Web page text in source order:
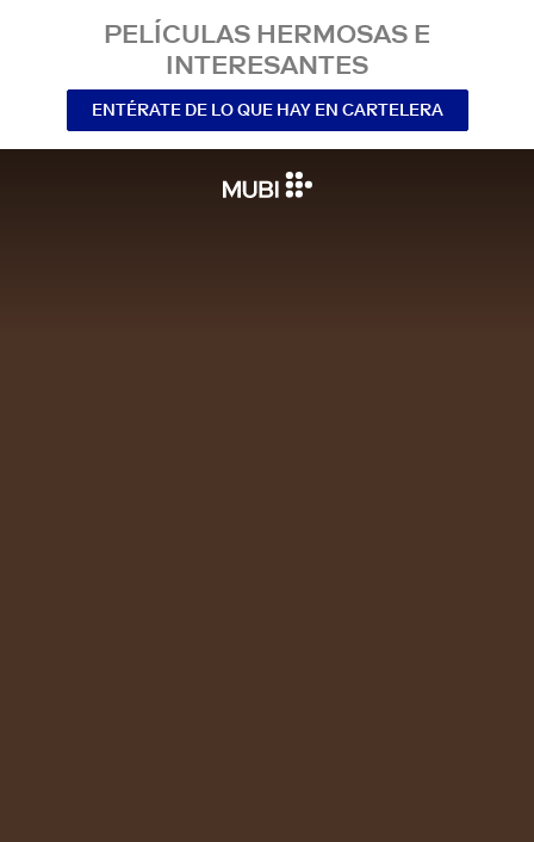
PELÍCULAS HERMOSAS E
INTERESANTES
ENTÉRATE DE LO QUE HAY EN CARTELERA